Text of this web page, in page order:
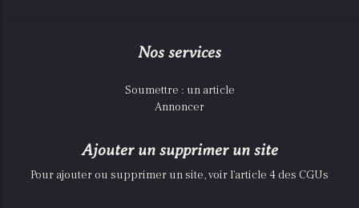
Nos services
Soumettre : un article
Annoncer
Ajouter un supprimer un site
Pour ajouter ou supprimer un site, voir l'article 4 des CGUs